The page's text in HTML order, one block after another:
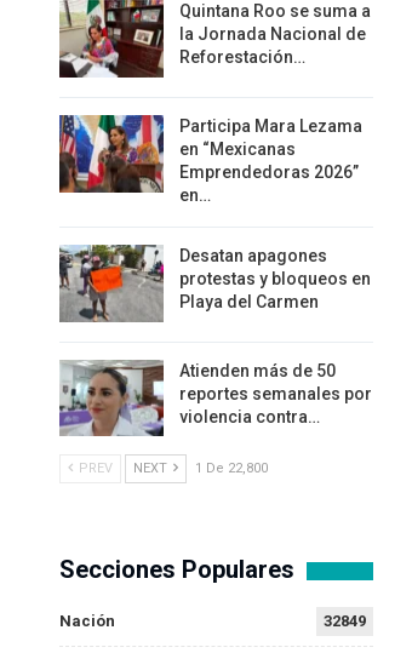
Quintana Roo se suma a
la Jornada Nacional de
Reforestación…
Participa Mara Lezama
en “Mexicanas
Emprendedoras 2026”
en…
Desatan apagones
protestas y bloqueos en
Playa del Carmen
Atienden más de 50
reportes semanales por
violencia contra…
PREV NEXT 1 De 22,800
Secciones Populares
Nación 32849